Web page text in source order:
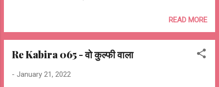
दिखाने के लिए लिखती हूँ कटाच्छ कभी झंझोलने के लिए
और कभी सोचने के लिए स्याही ही हूँ, लिखती हूँ भजन
भगवान् को बुलाने के और कभी भगवान् के समीप जाने के
लिखती हूँ फरमान कभी आज़ादी के और कभी गुलामी के
स्याही ही हूँ, लिखती हूँ यादें कभी याद करने के लिए और
READ MORE
Re Kabira 065 - वो कुल्फी वाला
- January 21, 2022